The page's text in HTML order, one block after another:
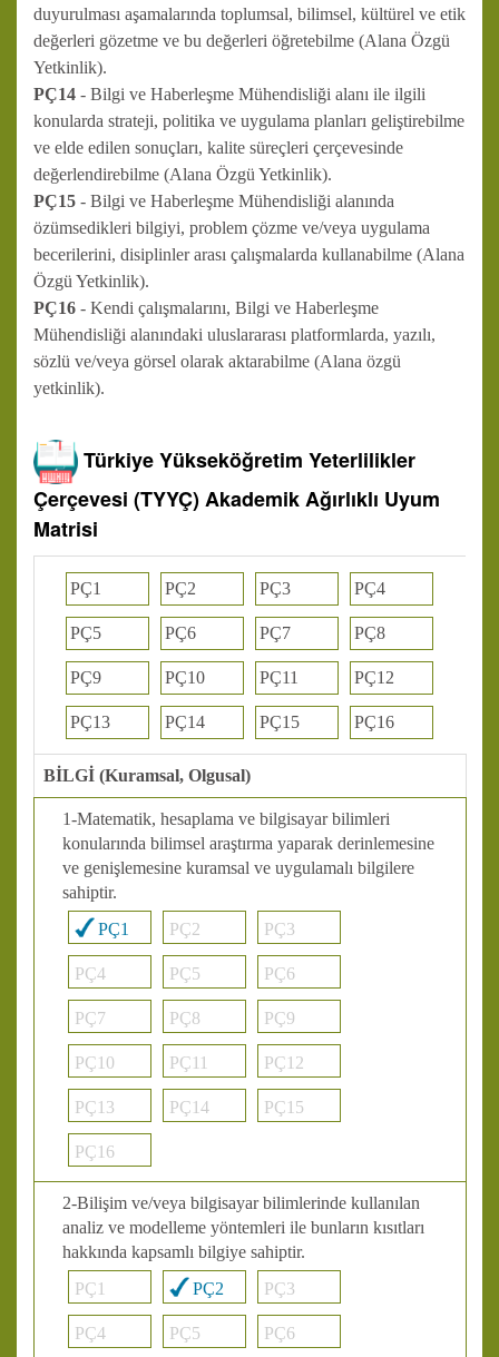
duyurulması aşamalarında toplumsal, bilimsel, kültürel ve etik
değerleri gözetme ve bu değerleri öğretebilme (Alana Özgü
Yetkinlik).
PÇ14 - Bilgi ve Haberleşme Mühendisliği alanı ile ilgili
konularda strateji, politika ve uygulama planları geliştirebilme
ve elde edilen sonuçları, kalite süreçleri çerçevesinde
değerlendirebilme (Alana Özgü Yetkinlik).
PÇ15 - Bilgi ve Haberleşme Mühendisliği alanında
özümsedikleri bilgiyi, problem çözme ve/veya uygulama
becerilerini, disiplinler arası çalışmalarda kullanabilme (Alana
Özgü Yetkinlik).
PÇ16 - Kendi çalışmalarını, Bilgi ve Haberleşme
Mühendisliği alanındaki uluslararası platformlarda, yazılı,
sözlü ve/veya görsel olarak aktarabilme (Alana özgü
yetkinlik).
Türkiye Yükseköğretim Yeterlilikler
Çerçevesi (TYYÇ) Akademik Ağırlıklı Uyum
Matrisi
PÇ1 PÇ2 PÇ3 PÇ4
PÇ5 PÇ6 PÇ7 PÇ8
PÇ9 PÇ10 PÇ11 PÇ12
PÇ13 PÇ14 PÇ15 PÇ16
BİLGİ (Kuramsal, Olgusal)
1-Matematik, hesaplama ve bilgisayar bilimleri
konularında bilimsel araştırma yaparak derinlemesine
ve genişlemesine kuramsal ve uygulamalı bilgilere
sahiptir.
PÇ1
PÇ2 PÇ3
PÇ4 PÇ5 PÇ6
PÇ7 PÇ8 PÇ9
PÇ10 PÇ11 PÇ12
PÇ13 PÇ14 PÇ15
PÇ16
2-Bilişim ve/veya bilgisayar bilimlerinde kullanılan
analiz ve modelleme yöntemleri ile bunların kısıtları
hakkında kapsamlı bilgiye sahiptir.
PÇ1
PÇ2 PÇ3
PÇ4 PÇ5 PÇ6